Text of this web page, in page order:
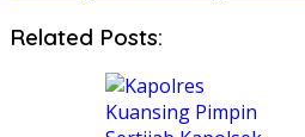
Related Posts: